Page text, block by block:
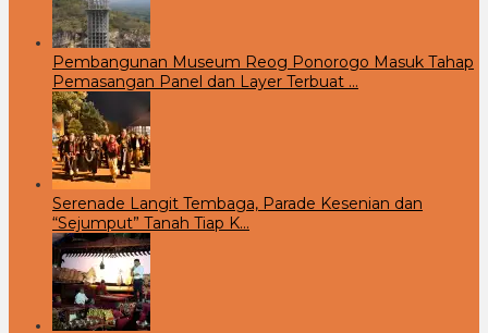
Pembangunan Museum Reog Ponorogo Masuk Tahap
Pemasangan Panel dan Layer Terbuat …
Serenade Langit Tembaga, Parade Kesenian dan
“Sejumput” Tanah Tiap K…